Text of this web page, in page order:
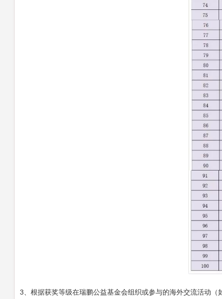
3、根据获奖等级在瑞鹏公益基金会组织或参与的海外交流活动（